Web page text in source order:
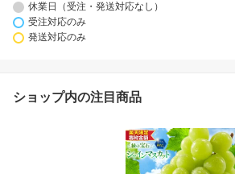
休業日（受注・発送対応なし）
受注対応のみ
発送対応のみ
ショップ内の注目商品